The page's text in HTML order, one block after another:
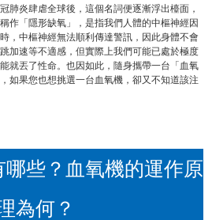
肺炎肆虐全球後，這個名詞便逐漸浮出檯面，
作「隱形缺氧」，是指我們人體的中樞神經因
，中樞神經無法順利傳達警訊，因此身體不會
加速等不適感，但實際上我們可能已處於極度
就丟了性命。也因如此，隨身攜帶一台「血氧
如果您也想挑選一台血氧機，卻又不知道該注
些？血氧機的運作原
為何？